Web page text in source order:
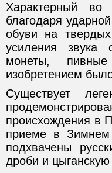
Характерный во
благодаря
обуви на
усиления звука
монеты,
изобретением
Существует
происхождения в
приеме в Зимнем
подхвачены
дроби и цыганскую